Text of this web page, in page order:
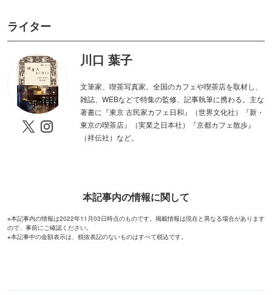
ライター
川口 葉子
文筆家、喫茶写真家。全国のカフェや喫茶店を取材し、
雑誌、WEBなどで特集の監修、記事執筆に携わる。主な
著書に『東京 古民家カフェ日和』（世界文化社）『新・
東京の喫茶店』（実業之日本社）『京都カフェ散歩』
（祥伝社）など。
本記事内の情報に関して
※本記事内の情報は2022年11月03日時点のものです。掲載情報は現在と異なる場合があります
ので、事前にご確認ください。
※本記事中の金額表示は、税抜表記のないものはすべて税込です。